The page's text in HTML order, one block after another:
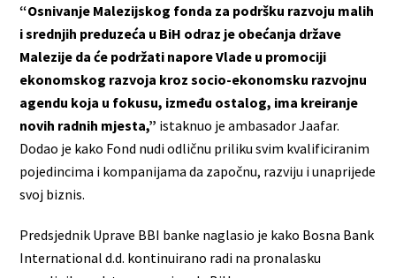
“Osnivanje Malezijskog fonda za podršku razvoju malih
i srednjih preduzeća u BiH odraz je obećanja države
Malezije da će podržati napore Vlade u promociji
ekonomskog razvoja kroz socio-ekonomsku razvojnu
agendu koja u fokusu, između ostalog, ima kreiranje
novih radnih mjesta,” istaknuo je ambasador Jaafar.
Dodao je kako Fond nudi odličnu priliku svim kvalificiranim
pojedincima i kompanijama da započnu, razviju i unaprijede
svoj biznis.
Predsjednik Uprave BBI banke naglasio je kako Bosna Bank
International d.d. kontinuirano radi na pronalasku